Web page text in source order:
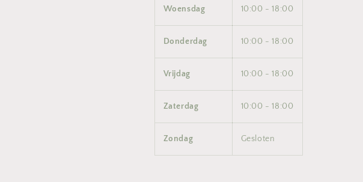
Woensdag 10:00 - 18:00
Donderdag 10:00 - 18:00
Vrijdag 10:00 - 18:00
Zaterdag 10:00 - 18:00
Zondag Gesloten